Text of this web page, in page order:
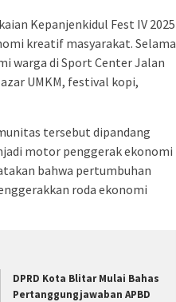
Kepanjenkidul Fest IV 2025
kreatif masyarakat. Selama
warga di Sport Center Jalan
UMKM, festival kopi,
tersebut dipandang
motor penggerak ekonomi
bahwa pertumbuhan
roda ekonomi
DPRD Kota Blitar Mulai Bahas
Pertanggungjawaban APBD